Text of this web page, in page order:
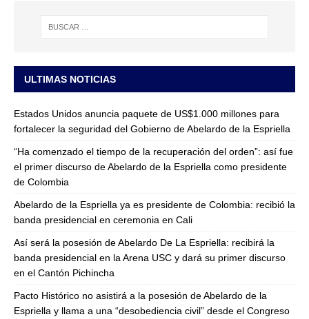
ULTIMAS NOTICIAS
Estados Unidos anuncia paquete de US$1.000 millones para
fortalecer la seguridad del Gobierno de Abelardo de la Espriella
“Ha comenzado el tiempo de la recuperación del orden”: así fue
el primer discurso de Abelardo de la Espriella como presidente
de Colombia
Abelardo de la Espriella ya es presidente de Colombia: recibió la
banda presidencial en ceremonia en Cali
Así será la posesión de Abelardo De La Espriella: recibirá la
banda presidencial en la Arena USC y dará su primer discurso
en el Cantón Pichincha
Pacto Histórico no asistirá a la posesión de Abelardo de la
Espriella y llama a una “desobediencia civil” desde el Congreso